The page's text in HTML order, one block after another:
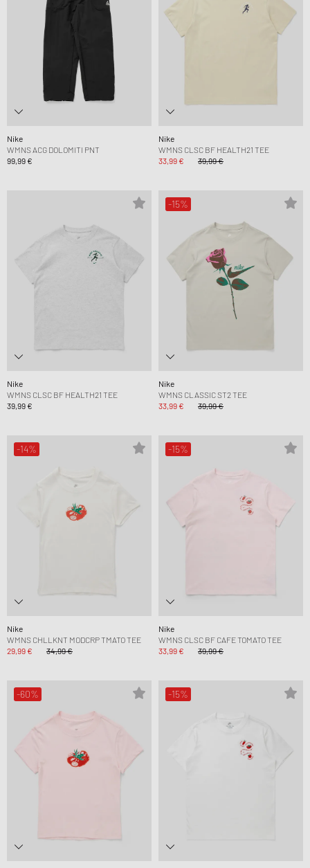
Nike
WMNS ACG DOLOMITI PNT
99,99 €
Nike
WMNS CLSC BF HEALTH21 TEE
33,99 €
39,99 €
Nike
WMNS CLSC BF HEALTH21 TEE
39,99 €
-15%
Nike
WMNS CLASSIC ST2 TEE
33,99 €
39,99 €
-14%
Nike
WMNS CHLLKNT MODCRP TMATO TEE
29,99 €
34,99 €
-15%
Nike
WMNS CLSC BF CAFE TOMATO TEE
33,99 €
39,99 €
-60% -15%